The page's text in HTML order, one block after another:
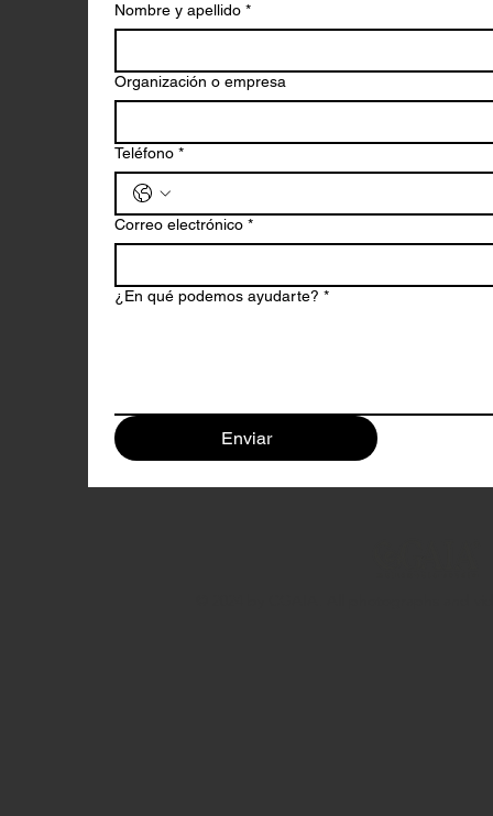
Nombre y apellido *
Organización o empresa
Teléfono *
Correo electrónico *
¿En qué podemos ayudarte? *
Enviar